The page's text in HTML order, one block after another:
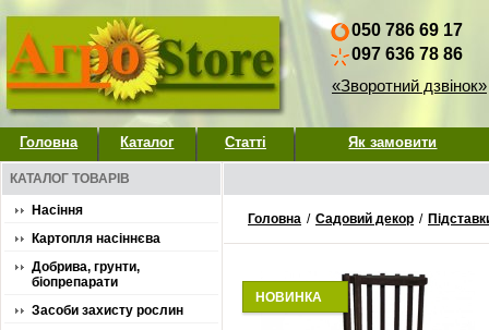
050 786 69 17
097 636 78 86
«Зворотний дзвінок»
Головна Каталог Статті Як замовити
КАТАЛОГ ТОВАРІВ
Насіння
Картопля насіннєва
Добрива, грунти,
біопрепарати
Засоби захисту рослин
Головна / Садовий декор /
НОВИНКА